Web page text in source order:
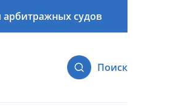
арбитражных судов
Поиск